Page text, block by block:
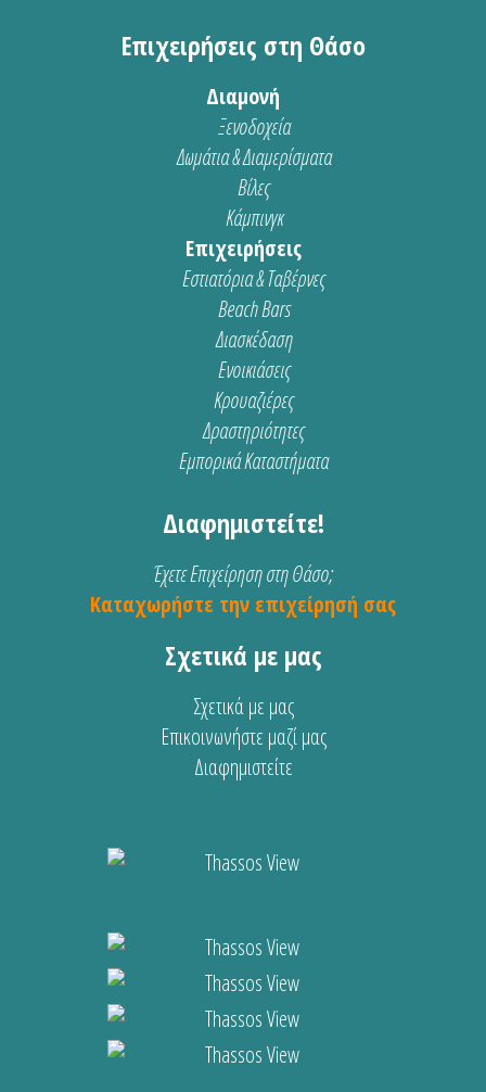
Επιχειρήσεις στη Θάσο
Διαμονή
Ξενοδοχεία
Δωμάτια & Διαμερίσματα
Βίλες
Κάμπινγκ
Επιχειρήσεις
Εστιατόρια & Ταβέρνες
Beach Bars
Διασκέδαση
Ενοικιάσεις
Κρουαζιέρες
Δραστηριότητες
Εμπορικά Καταστήματα
Διαφημιστείτε!
Έχετε Επιχείρηση στη Θάσο;
Καταχωρήστε την επιχείρησή σας
Σχετικά με μας
Σχετικά με μας
Επικοινωνήστε μαζί μας
Διαφημιστείτε